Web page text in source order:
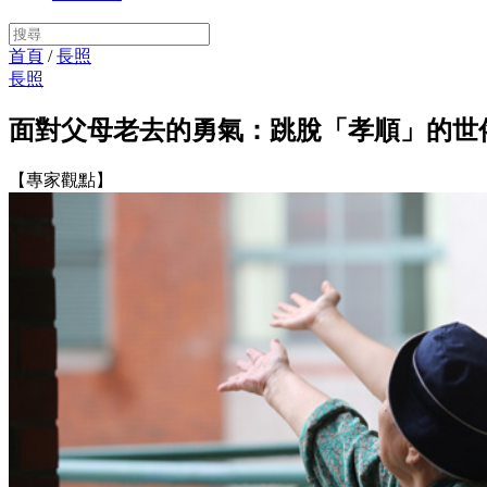
首頁 /長照
長照
面對父母老去的勇氣：跳脫「孝順」的世
【專家觀點】